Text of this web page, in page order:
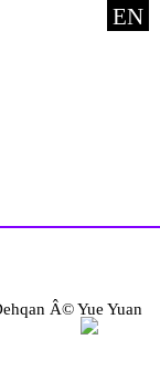
EN
Â© Yue Yuan